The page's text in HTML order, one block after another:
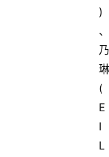
)
、
乃
琳
(
E
I
L